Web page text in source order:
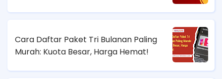
Cara Daftar Paket Tri Bulanan Paling
Murah: Kuota Besar, Harga Hemat!